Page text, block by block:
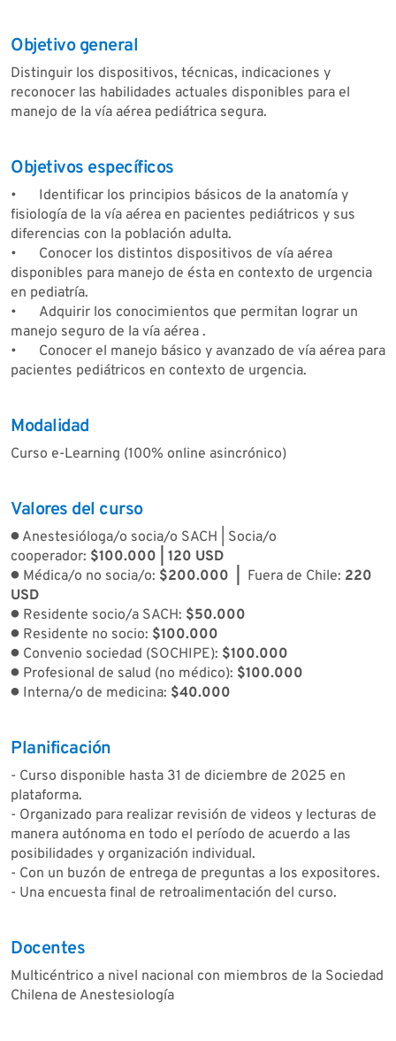
Objetivo general
Distinguir los dispositivos, técnicas, indicaciones y
reconocer las habilidades actuales disponibles para el
manejo de la vía aérea pediátrica segura.
Objetivos específicos
•
Identificar los principios básicos de la anatomía y
fisiología de la vía aérea en pacientes pediátricos y sus
diferencias con la población adulta.
•
Conocer los distintos dispositivos de vía aérea
disponibles para manejo de ésta en contexto de urgencia
en pediatría.
•
Adquirir los conocimientos que permitan lograr un
manejo seguro de la vía aérea .
•
Conocer el manejo básico y avanzado de vía aérea para
pacientes pediátricos en contexto de urgencia.
Modalidad
Curso e-Learning (100% online asincrónico)
Valores del curso
● Anestesióloga/o socia/o SACH | Socia/o
cooperador: $100.000 | 120 USD
● Médica/o no socia/o: $200.000 | Fuera de Chile: 220
USD
● Residente socio/a SACH: $50.000
● Residente no socio: $100.000
● Convenio sociedad (SOCHIPE): $100.000
● Profesional de salud (no médico): $100.000
● Interna/o de medicina: $40.000
Planificación
- Curso disponible hasta 31 de diciembre de 2025 en
plataforma.
- Organizado para realizar revisión de videos y lecturas de
manera autónoma en todo el período de acuerdo a las
posibilidades y organización individual.
- Con un buzón de entrega de preguntas a los expositores.
- Una encuesta final de retroalimentación del curso.
Docentes
Multicéntrico a nivel nacional con miembros de la Sociedad
Chilena de Anestesiología